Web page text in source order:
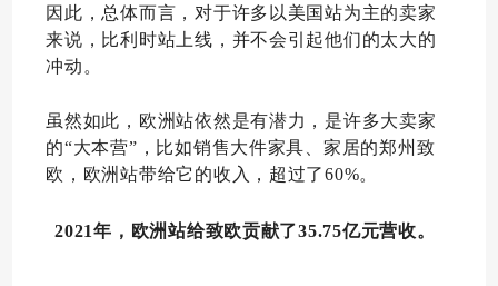
因此，总体而言，对于许多以美国站为主的卖家
来说，比利时站上线，并不会引起他们的太大的
冲动。
虽然如此，欧洲站依然是有潜力，是许多大卖家
的“大本营”，比如销售大件家具、家居的郑州致
欧，欧洲站带给它的收入，超过了60%。
2021年，欧洲站给致欧贡献了35.75亿元营收。